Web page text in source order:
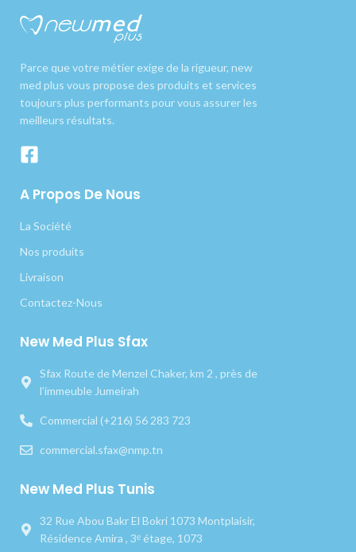
Parce que votre métier exige de la rigueur, new
med plus vous propose des produits et services
toujours plus performants pour vous assurer les
meilleurs résultats.
A Propos De Nous
La Société
Nos produits
Livraison
Contactez-Nous
New Med Plus Sfax
Sfax Route de Menzel Chaker, km 2 , près de
l’immeuble Jumeirah
Commercial (+216) 56 283 723
commercial.sfax@nmp.tn
New Med Plus Tunis
32 Rue Abou Bakr El Bokri 1073 Montplaisir,
Résidence Amira , 3ᵉ étage, 1073